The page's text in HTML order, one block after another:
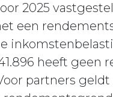
2025
een
heeft geen
partners geldt